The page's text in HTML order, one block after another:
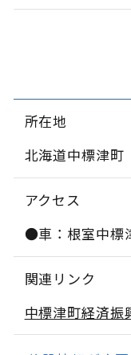
所在地
北海道中標津町
アクセス
●車：根室中標
関連リンク
中標津町経済振